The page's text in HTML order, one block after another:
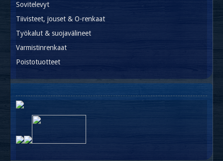
Sovitelevyt
Tiivisteet, jouset & O-renkaat
Työkalut & suojavälineet
Varmistinrenkaat
Poistotuotteet